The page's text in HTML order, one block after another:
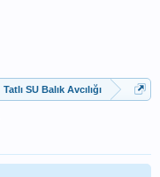
Tatlı SU Balık Avcılığı